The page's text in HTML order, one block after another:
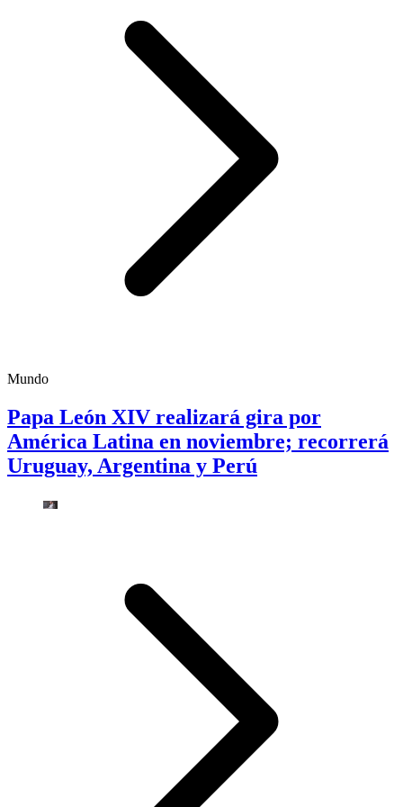
Mundo
Papa León XIV realizará gira por
América Latina en noviembre; recorrerá
Uruguay, Argentina y Perú